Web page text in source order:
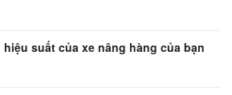
suất của xe nâng hàng của bạn